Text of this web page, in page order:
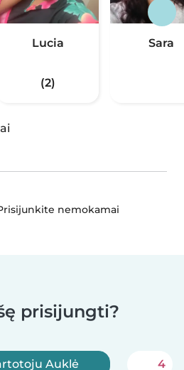
Lucia
(2)
Sara
nemokamai
prisijungti?
Auklė 4